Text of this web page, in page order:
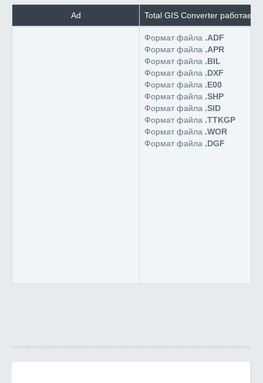
Ad Total GIS Converter работает
Формат файла .ADF
Формат файла .APR
Формат файла .BIL
Формат файла .DXF
Формат файла .E00
Формат файла .SHP
Формат файла .SID
Формат файла .TTKGP
Формат файла .WOR
Формат файла .DGF